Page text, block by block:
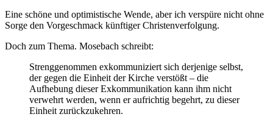
Eine schöne und optimistische Wende, aber ich verspüre nicht ohne
Sorge den Vorgeschmack künftiger Christenverfolgung.
Doch zum Thema. Mosebach schreibt:
Strenggenommen exkommuniziert sich derjenige selbst,
der gegen die Einheit der Kirche verstößt – die
Aufhebung dieser Exkommunikation kann ihm nicht
verwehrt werden, wenn er aufrichtig begehrt, zu dieser
Einheit zurückzukehren.